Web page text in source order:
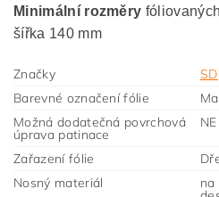
Minimální rozměry
šířka 140 mm
Značky
SD
Barevné označení fólie
Možná dodatečná povrchová
úprava patinace
NE
Zařazení fólie
Nosný materiál
na